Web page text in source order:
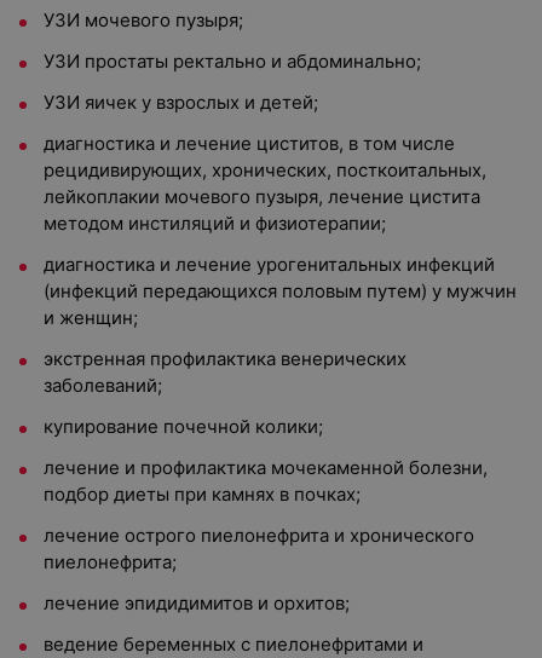
УЗИ мочевого пузыря;
УЗИ простаты ректально и абдоминально;
УЗИ яичек у взрослых и детей;
диагностика и лечение циститов, в том числе
рецидивирующих, хронических, посткоитальных,
лейкоплакии мочевого пузыря, лечение цистита
методом инстиляций и физиотерапии;
диагностика и лечение урогенитальных инфекций
(инфекций передающихся половым путем) у мужчин
и женщин;
экстренная профилактика венерических
заболеваний;
купирование почечной колики;
лечение и профилактика мочекаменной болезни,
подбор диеты при камнях в почках;
лечение острого пиелонефрита и хронического
пиелонефрита;
лечение эпидидимитов и орхитов;
ведение беременных с пиелонефритами и